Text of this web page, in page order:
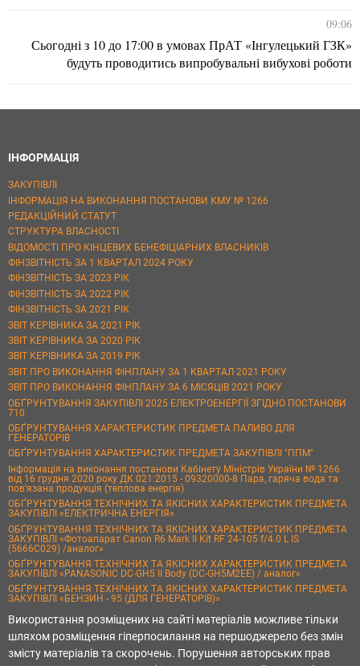
09:06
Сьогодні з 10 до 17:00 в умовах ПрАТ «Інгулецький ГЗК»
будуть проводитись випробувальні вибухові роботи
ІНФОРМАЦІЯ
ЗАКУПІВЛІ
ІНФОРМАЦІЯ НА ВИКОНАННЯ ПОСТАНОВИ КМУ № 1266
РЕДАКЦІЙНИЙ СТАТУТ
СТРУКТУРА ВЛАСНОСТІ
ВІДОМОСТІ ПРО КІНЦЕВИХ БЕНЕФІЦІАРНИХ ВЛАСНИКІВ
ФІНЗВІТНІСТЬ ЗА 1 КВАРТАЛ 2024 РОКУ
ФІНЗВІТНІСТЬ ЗА 2023 РІК
ФІНЗВІТНІСТЬ ЗА 2022 РІК
ФІНЗВІТНІСТЬ ЗА 2021 РІК
ЗВІТ КЕРІВНИКА ЗА 2021 РІК
ЗВІТ КЕРІВНИКА ЗА 2020 РІК
ЗВІТ КЕРІВНИКА ЗА 2019 РІК
ЗВІТ ПРО ВИКОНАННЯ ФІНПЛАНУ ЗА 1 КВАРТАЛ 2021 РОКУ
ЗВІТ ПРО ВИКОНАННЯ ФІНПЛАНУ ЗА 6 МІСЯЦІВ 2021 РОКУ
ОБҐРУНТУВАННЯ ЗАКУПІВЛІ 2025 ЕЛЕКТРОЕНЕРГІЇ ЗГІДНО ПОСТАНОВИ
710
ОБҐРУНТУВАННЯ ХАРАКТЕРИСТИК ПРЕДМЕТА ПАЛИВО ДЛЯ
ГЕНЕРАТОРІВ
ОБҐРУНТУВАННЯ ХАРАКТЕРИСТИК ПРЕДМЕТА ЗАКУПІВЛІ "ППМ"
Інформація на виконання постанови Кабінету Міністрів України № 1266
від 16 грудня 2020 року ДК 021:2015 - 09320000-8 Пара, гаряча вода та
пов’язана продукція (теплова енергія)
ОБҐРУНТУВАННЯ ТЕХНІЧНИХ ТА ЯКІСНИХ ХАРАКТЕРИСТИК ПРЕДМЕТА
ЗАКУПІВЛІ «ЕЛЕКТРИЧНА ЕНЕРГІЯ»
ОБҐРУНТУВАННЯ ТЕХНІЧНИХ ТА ЯКІСНИХ ХАРАКТЕРИСТИК ПРЕДМЕТА
ЗАКУПІВЛІ «Фотоапарат Canon R6 Mark II Kit RF 24-105 f/4.0 L IS
(5666C029) /аналог»
ОБҐРУНТУВАННЯ ТЕХНІЧНИХ ТА ЯКІСНИХ ХАРАКТЕРИСТИК ПРЕДМЕТА
ЗАКУПІВЛІ «PANASONIC DC-GH5 II Body (DC-GH5M2EE) / аналог»
ОБҐРУНТУВАННЯ ТЕХНІЧНИХ ТА ЯКІСНИХ ХАРАКТЕРИСТИК ПРЕДМЕТА
ЗАКУПІВЛІ «БЕНЗИН - 95 (ДЛЯ ГЕНЕРАТОРІВ)»
Використання розміщених на сайті матеріалів можливе тільки
шляхом розміщення гіперпосилання на першоджерело без змін
змісту матеріалів та скорочень. Порушення авторських прав